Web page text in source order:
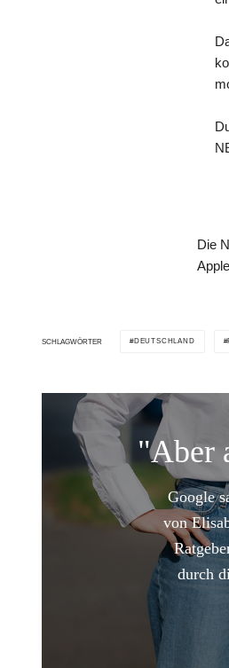
Die
SCHLAGWÖRTER DEUTSCHLAND
"Aber
Google
von
durch